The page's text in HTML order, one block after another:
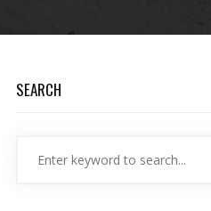
SEARCH